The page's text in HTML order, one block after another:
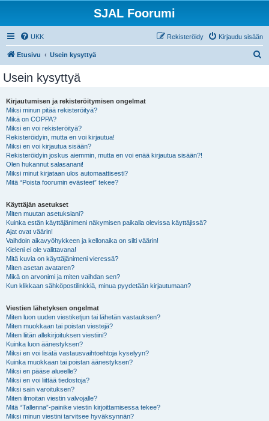
SJAL Foorumi
UKK Kirjaudu sisään
Rekisteröidy
Etusivu Usein kysyttyä
Usein kysyttyä
Kirjautumisen ja rekisteröitymisen ongelmat
Miksi minun pitää rekisteröityä?
Mikä on COPPA?
Miksi en voi rekisteröityä?
Rekisteröidyin, mutta en voi kirjautua!
Miksi en voi kirjautua sisään?
Rekisteröidyin joskus aiemmin, mutta en voi enää kirjautua sisään?!
Olen hukannut salasanani!
Miksi minut kirjataan ulos automaattisesti?
Mitä “Poista foorumin evästeet” tekee?
Käyttäjän asetukset
Miten muutan asetuksiani?
Kuinka estän käyttäjänimeni näkymisen paikalla olevissa käyttäjissä?
Ajat ovat väärin!
Vaihdoin aikavyöhykkeen ja kellonaika on silti väärin!
Kieleni ei ole valittavana!
Mitä kuvia on käyttäjänimeni vieressä?
Miten asetan avataren?
Mikä on arvonimi ja miten vaihdan sen?
Kun klikkaan sähköpostilinkkiä, minua pyydetään kirjautumaan?
Viestien lähetyksen ongelmat
Miten luon uuden viestiketjun tai lähetän vastauksen?
Miten muokkaan tai poistan viestejä?
Miten liitän allekirjoituksen viestiini?
Kuinka luon äänestyksen?
Miksi en voi lisätä vastausvaihtoehtoja kyselyyn?
Kuinka muokkaan tai poistan äänestyksen?
Miksi en pääse alueelle?
Miksi en voi liittää tiedostoja?
Miksi sain varoituksen?
Miten ilmoitan viestin valvojalle?
Mitä “Tallenna”-painike viestin kirjoittamisessa tekee?
Miksi minun viestini tarvitsee hyväksynnän?